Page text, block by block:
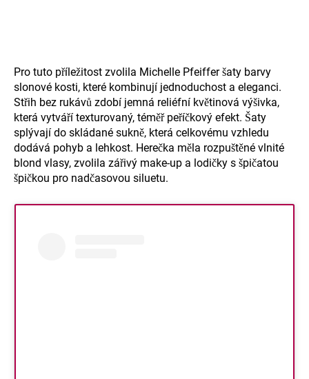
Pro tuto příležitost zvolila Michelle Pfeiffer šaty barvy
slonové kosti, které kombinují jednoduchost a eleganci.
Střih bez rukávů zdobí jemná reliéfní květinová výšivka,
která vytváří texturovaný, téměř peříčkový efekt. Šaty
splývají do skládané sukně, která celkovému vzhledu
dodává pohyb a lehkost. Herečka měla rozpuštěné vlnité
blond vlasy, zvolila zářivý make-up a lodičky s špičatou
špičkou pro nadčasovou siluetu.